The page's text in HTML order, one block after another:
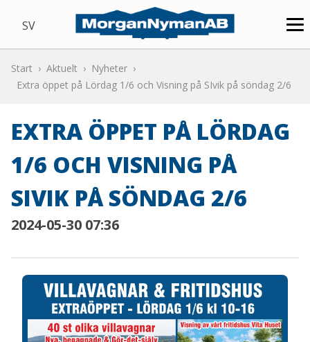
SV
Start Aktuelt
Nyheter
Extra öppet på Lördag 1/6 och Visning på SIvik på söndag 2/6
EXTRA ÖPPET PÅ LÖRDAG
1/6 OCH VISNING PÅ
SIVIK PÅ SÖNDAG 2/6
2024-05-30 07:36